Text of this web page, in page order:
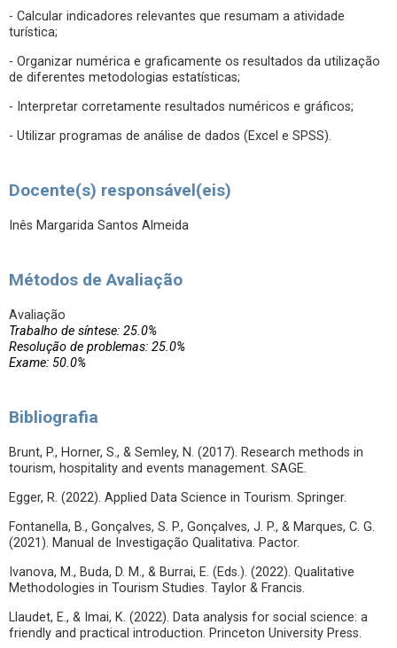
- Calcular indicadores relevantes que resumam a atividade
turística;
- Organizar numérica e graficamente os resultados da utilização
de diferentes metodologias estatísticas;
- Interpretar corretamente resultados numéricos e gráficos;
- Utilizar programas de análise de dados (Excel e SPSS).
Docente(s) responsável(eis)
Inês Margarida Santos Almeida
Métodos de Avaliação
Avaliação
Trabalho de síntese: 25.0%
Resolução de problemas: 25.0%
Exame: 50.0%
Bibliografia
Brunt, P., Horner, S., & Semley, N. (2017). Research methods in
tourism, hospitality and events management. SAGE.
Egger, R. (2022). Applied Data Science in Tourism. Springer.
Fontanella, B., Gonçalves, S. P., Gonçalves, J. P., & Marques, C. G.
(2021). Manual de Investigação Qualitativa. Pactor.
Ivanova, M., Buda, D. M., & Burrai, E. (Eds.). (2022). Qualitative
Methodologies in Tourism Studies. Taylor & Francis.
Llaudet, E., & Imai, K. (2022). Data analysis for social science: a
friendly and practical introduction. Princeton University Press.